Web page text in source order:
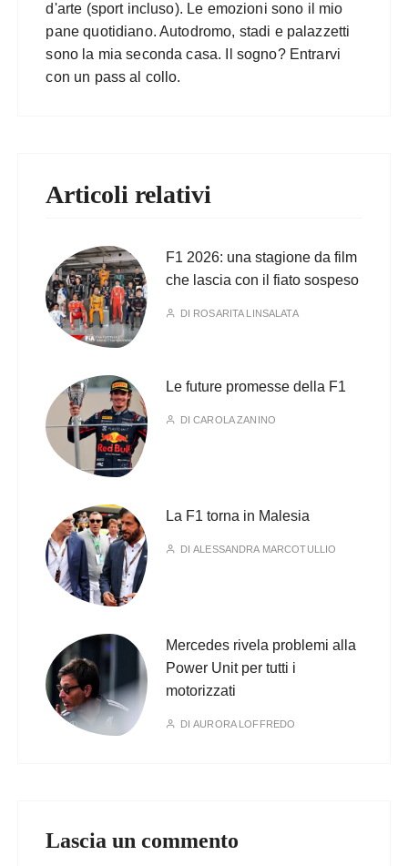
d'arte (sport incluso). Le emozioni sono il mio
pane quotidiano. Autodromo, stadi e palazzetti
sono la mia seconda casa. Il sogno? Entrarvi
con un pass al collo.
Articoli relativi
F1 2026: una stagione da film
che lascia con il fiato sospeso
DI ROSARITA LINSALATA
Le future promesse della F1
DICAROLA ZANINO
La F1 torna in Malesia
DIALESSANDRA MARCOTULLIO
Mercedes rivela problemi alla
Power Unit per tutti i
motorizzati
DIAURORA LOFFREDO
Lascia un commento